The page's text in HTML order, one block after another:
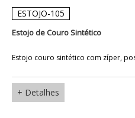
ESTOJO-105
Estojo de Couro Sintético
Estojo couro sintético com zíper,
+ Detalhes